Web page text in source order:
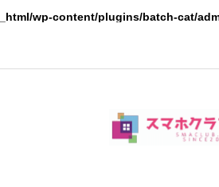
wp-content/plugins/batch-cat/